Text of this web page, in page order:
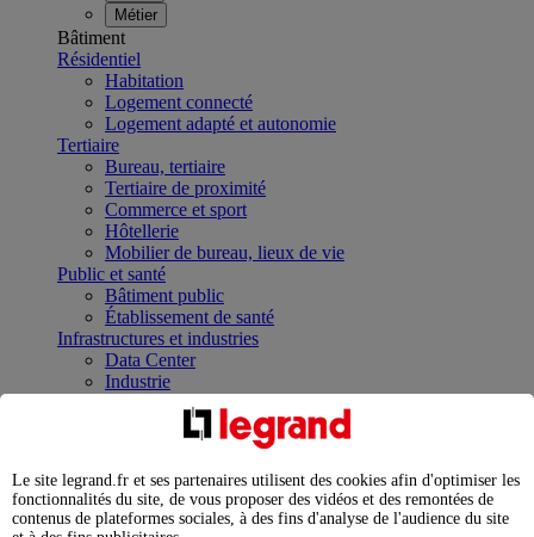
Métier
Bâtiment
Résidentiel
Habitation
Logement connecté
Logement adapté et autonomie
Tertiaire
Bureau, tertiaire
Tertiaire de proximité
Commerce et sport
Hôtellerie
Mobilier de bureau, lieux de vie
Public et santé
Bâtiment public
Établissement de santé
Infrastructures et industries
Data Center
Industrie
Infrastructures
Contrôler et planifier le fonctionnement des appareils
Répartir et optimiser son tableau électrique
Legrand Data Center Solutions : concentrer les
expertises au service de vos performances
Le site legrand.fr et ses partenaires utilisent des cookies afin d'optimiser les
fonctionnalités du site, de vous proposer des vidéos et des remontées de
contenus de plateformes sociales, à des fins d'analyse de l'audience du site